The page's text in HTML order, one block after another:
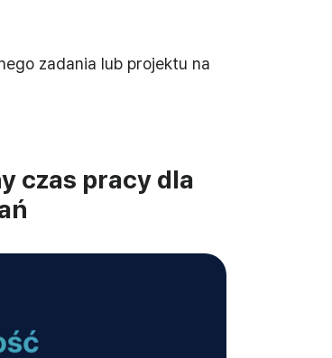
zadania lub projektu na
czas pracy dla